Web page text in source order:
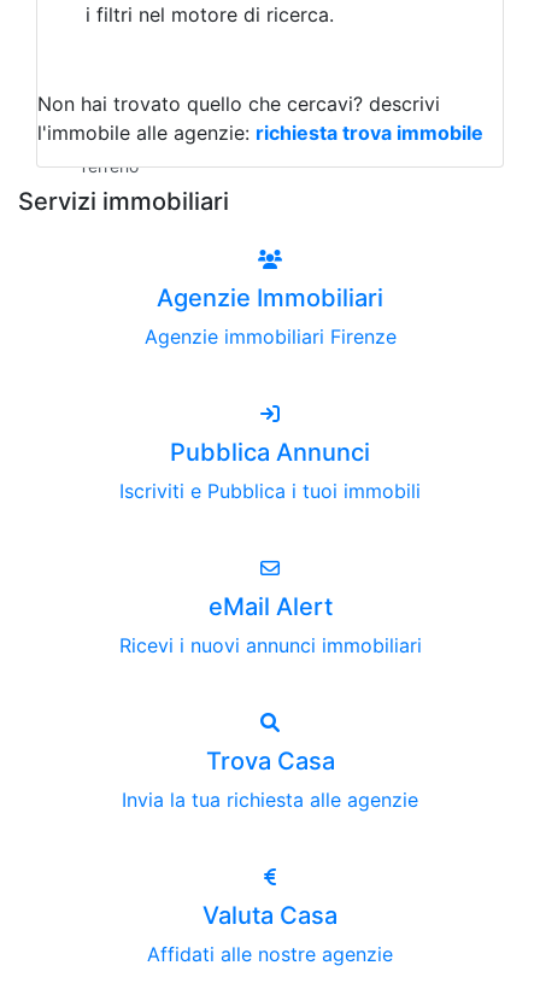
Magazzini
Qualsiasi
Terreno edificabile
Terreno
i filtri nel motore di ricerca.
Non hai trovato quello che cercavi? descrivi
l'immobile alle agenzie: richiesta trova immobile
Servizi immobiliari
Agenzie Immobiliari
Agenzie immobiliari Firenze
Pubblica Annunci
Iscriviti e Pubblica i tuoi immobili
eMail Alert
Ricevi i nuovi annunci immobiliari
Trova Casa
Invia la tua richiesta alle agenzie
Valuta Casa
Affidati alle nostre agenzie